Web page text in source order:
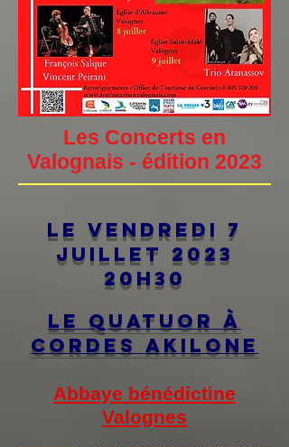
Les Concerts en
Valognais - édition 2023
Le vendredi 7
juillet 2023
20h30
le Quatuor à
cordes akilone
Abbaye bénédictine
Valognes